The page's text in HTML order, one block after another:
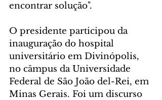
encontrar solução".
O presidente participou da
inauguração do hospital
universitário em Divinópolis,
no câmpus da Universidade
Federal de São João del-Rei, em
Minas Gerais. Foi um discurso